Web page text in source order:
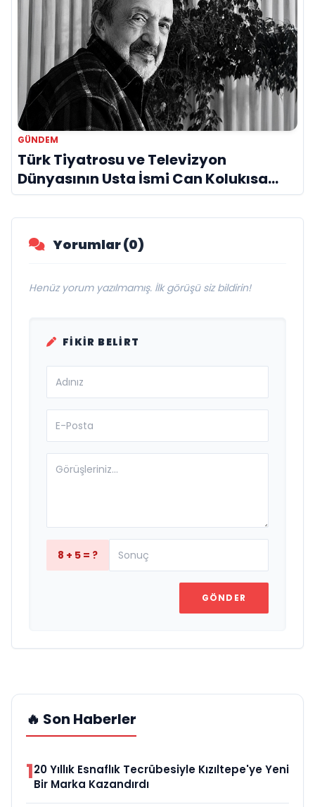
GÜNDEM
Türk Tiyatrosu ve Televizyon
Dünyasının Usta İsmi Can Kolukısa
Hayatını Kaybetti
Yorumlar (0)
Henüz yorum yazılmamış. İlk görüşü siz bildirin!
FIKIR BELIRT
8 + 5 = ?
GÖNDER
🔥 Son Haberler
120 Yıllık Esnaflık Tecrübesiyle Kızıltepe'ye Yeni
Bir Marka Kazandırdı